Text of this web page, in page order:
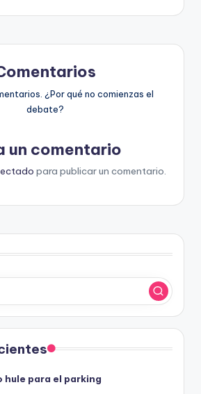
¿Por qué no comienzas el
debate?
un comentario
para publicar un comentario.
hule para el parking